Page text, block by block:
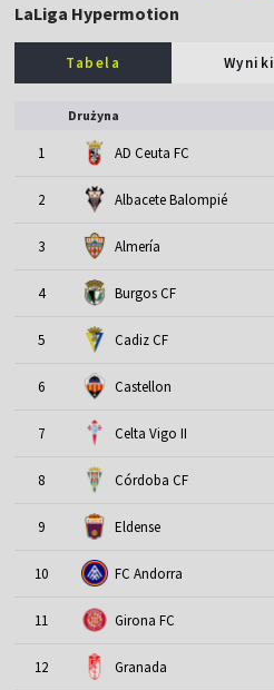
LaLiga Hypermotion
Tabela Wyniki
Drużyna
1 AD Ceuta FC
2 Albacete Balompié
3 Almería
4 Burgos CF
5 Cadiz CF
6 Castellon
7 Celta Vigo II
8 Córdoba CF
9 Eldense
10 FC Andorra
11 Girona FC
12 Granada